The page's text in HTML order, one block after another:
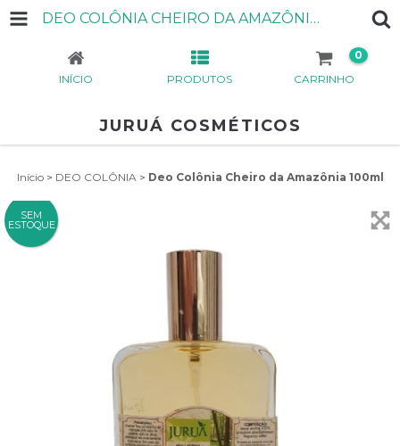
DEO COLÔNIA CHEIRO DA AMAZÔNIA 100ML
INÍCIO PRODUTOS CARRINHO
0
JURUÁ COSMÉTICOS
Início > DEO COLÔNIA > Deo Colônia Cheiro da Amazônia 100ml
SEM
ESTOQUE